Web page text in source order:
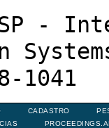
USP -
1041
CADASTRO